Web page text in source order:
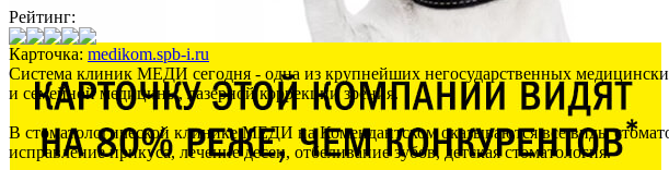
Рейтинг:
Карточка: medikom.spb-i.ru
Система клиник МЕДИ сегодня - одна из крупнейших негосударственных
и семейной медицины, лазерной коррекции зрения.
В стоматологической клинике МЕДИ на Комендантском оказываются все виды
исправление прикуса, лечение десен, отбеливание зубов, детская стоматология.